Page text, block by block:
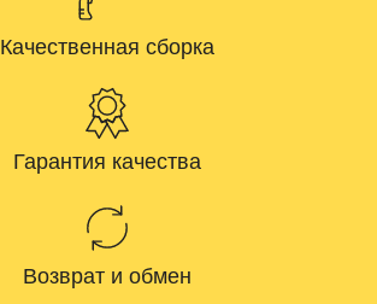
Качественная сборка
Гарантия качества
Возврат и обмен